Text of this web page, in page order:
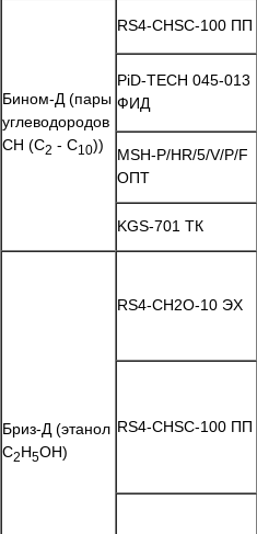
Бином-Д (пары
углеводородов
CH (C2 - C10))
RS4-CHSC-100 ПП
PiD-TECH 045-013
ФИД
MSH-P/HR/5/V/P/F
ОПТ
KGS-701 ТК
Бриз-Д (этанол
C2H5OH)
RS4-CH2O-10 ЭХ
RS4-CHSC-100 ПП